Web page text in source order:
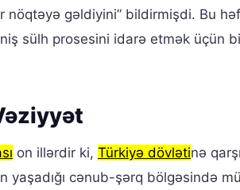
nöqtəyə gəldiyini” bildirmişdi. Bu
sülh prosesini idarə etmək üçün
on illərdir ki, Türkiyə dövlətinə qarşı
yaşadığı cənub-şərq bölgəsində